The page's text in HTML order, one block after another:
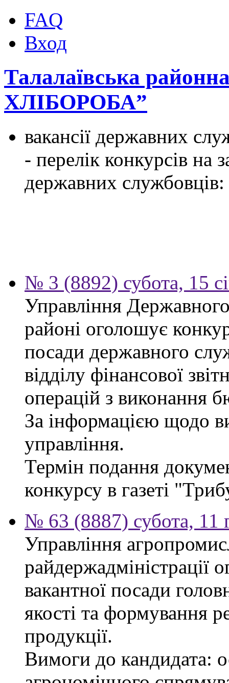
FAQ
Вход
Талалаївська
ХЛІБОРОБА”
вакансії державних
- перелік конкурсів на
державних службовців:
№ 3 (8892) субота, 15
Управління
районі оголошує
посади державного
відділу фінансової
операцій з виконання
За інформацією щодо
управління.
Термін подання
конкурсу в газеті
№ 63 (8887) субота, 11
Управління
райдержадміністрації
вакантної посади
якості та формування
продукції.
Вимоги до кандидата: